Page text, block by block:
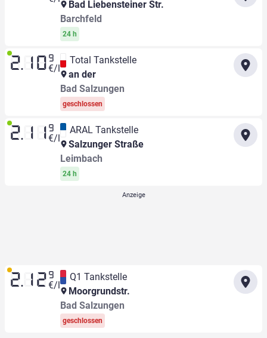
Bad Liebensteiner Str.
Barchfeld
24 h
2.10 9
€/l
Total Tankstelle
an der
Bad Salzungen
geschlossen
2.11 9
€/l
ARAL Tankstelle
Salzunger Straße
Leimbach
24 h
2.12 9
€/l
Q1 Tankstelle
Moorgrundstr.
Bad Salzungen
geschlossen